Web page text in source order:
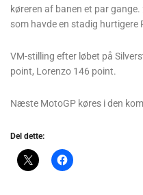
køreren af banen et par
som havde en stadig hurtigere
VM-stilling efter løbet på
point, Lorenzo 146 point.
Næste MotoGP køres i den
Del dette: